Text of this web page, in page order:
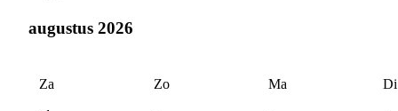
augustus 2026
Za Zo Ma Di